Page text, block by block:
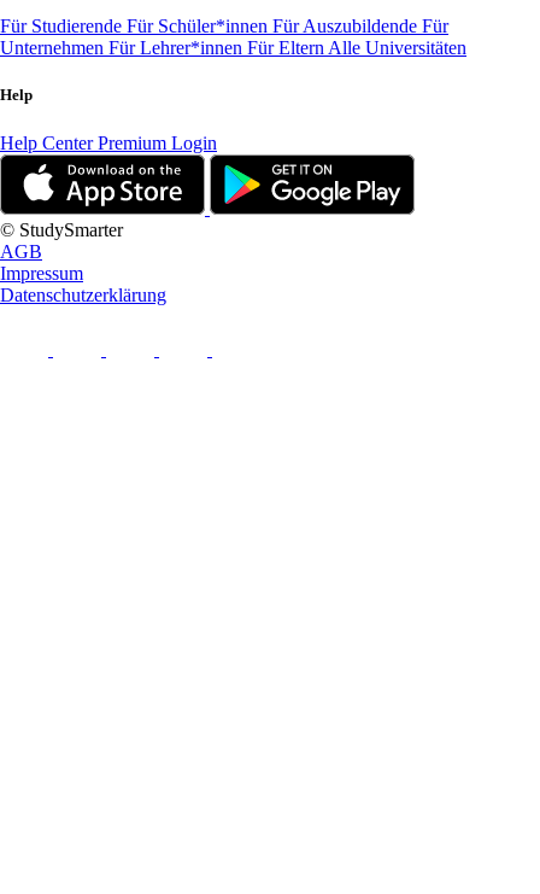
Für Studierende Für Schüler*innen Für Auszubildende Für
Unternehmen Für Lehrer*innen Für Eltern Alle Universitäten
Help
Help CenterPremium Login
© StudySmarter
AGB
Impressum
Datenschutzerklärung